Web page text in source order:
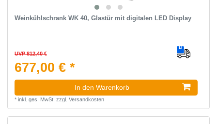
Weinkühlschrank WK 40, Glastür mit digitalen LED Display
UVP 812,40 €
677,00 € *
In den Warenkorb
* inkl. ges. MwSt. zzgl. Versandkosten